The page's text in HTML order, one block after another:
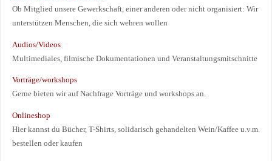
Ob Mitglied unsere Gewerkschaft, einer anderen oder nicht organisiert: Wir
unterstützen Menschen, die sich wehren wollen
Audios/Videos
Multimediales, filmische Dokumentationen und Veranstaltungsmitschnitte
Vorträge/workshops
Gerne bieten wir auf Nachfrage Vorträge und workshops an.
Onlineshop
Hier kannst du Bücher, T-Shirts, solidarisch gehandelten Wein/Kaffee u.v.m.
bestellen oder kaufen